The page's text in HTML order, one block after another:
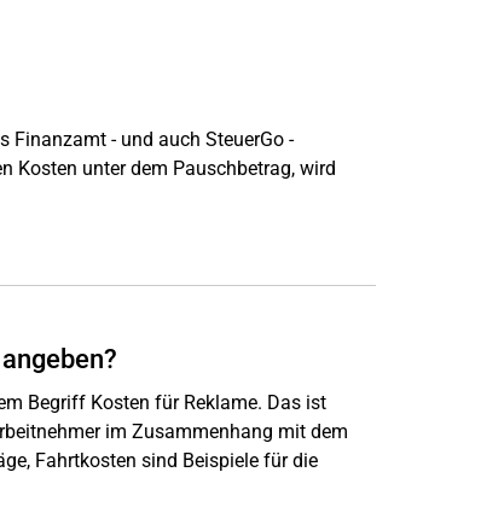
Finanzamt - und auch SteuerGo -
Kosten unter dem Pauschbetrag, wird
Begriff Kosten für Reklame. Das ist
im Zusammenhang mit dem
Fahrtkosten sind Beispiele für die